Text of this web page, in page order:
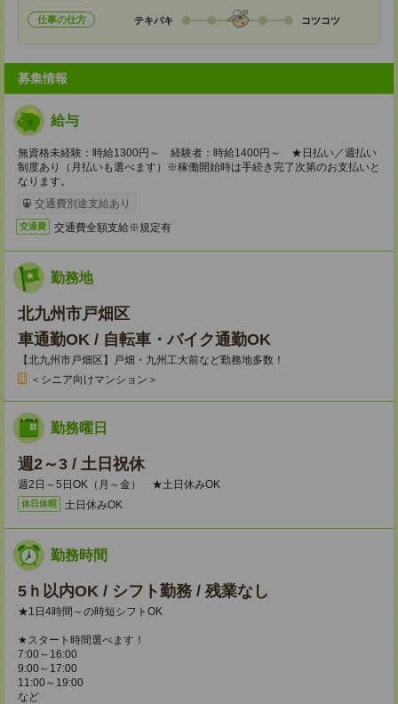
仕事の仕方 テキパキ コツコツ
募集情報
給与
無資格未経験：時給1300円～ 経験者：時給1400円～ ★日払い／週払い
制度あり（月払いも選べます）※稼働開始時は手続き完了次第のお支払いと
なります。
交通費別途支給あり
交通費 交通費全額支給※規定有
勤務地
北九州市戸畑区
車通勤OK / 自転車・バイク通勤OK
【北九州市戸畑区】戸畑・九州工大前など勤務地多数！
＜シニア向けマンション＞
勤務曜日
週2～3 / 土日祝休
週2日～5日OK（月～金） ★土日休みOK
休日休暇 土日休みOK
勤務時間
5ｈ以内OK / シフト勤務 / 残業なし
★1日4時間～の時短シフトOK
★スタート時間選べます！
7:00～16:00
9:00～17:00
11:00～19:00
など